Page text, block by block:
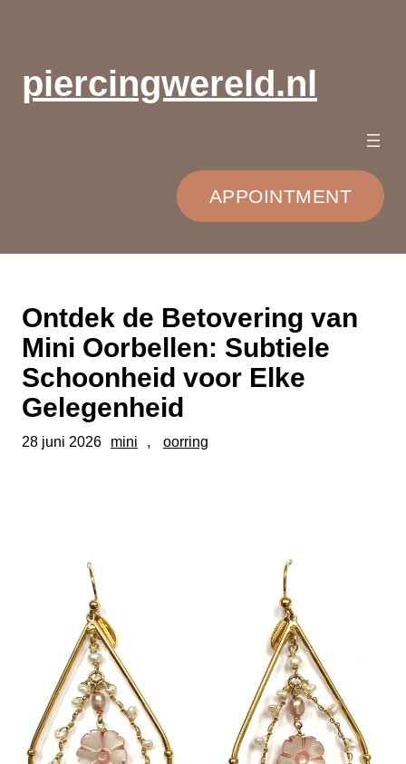
inhoudpiercingwereld.nl
APPOINTMENT
Ontdek de Betovering van
Mini Oorbellen: Subtiele
Schoonheid voor Elke
Gelegenheid
28 juni 2026 mini , oorring